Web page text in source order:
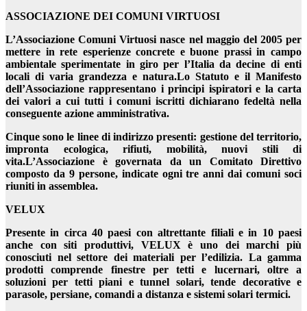
ASSOCIAZIONE DEI COMUNI VIRTUOSI
L’Associazione Comuni Virtuosi nasce nel maggio del 2005 per
mettere in rete esperienze concrete e buone prassi in campo
ambientale sperimentate in giro per l’Italia da decine di enti
locali di varia grandezza e natura.Lo Statuto e il Manifesto
dell’Associazione rappresentano i principi ispiratori e la carta
dei valori a cui tutti i comuni iscritti dichiarano fedeltà nella
conseguente azione amministrativa.
Cinque sono le linee di indirizzo presenti: gestione del territorio,
impronta ecologica, rifiuti, mobilità, nuovi stili di
vita.L’Associazione è governata da un Comitato Direttivo
composto da 9 persone, indicate ogni tre anni dai comuni soci
riuniti in assemblea.
VELUX
Presente in circa 40 paesi con altrettante filiali e in 10 paesi
anche con siti produttivi, VELUX è uno dei marchi più
conosciuti nel settore dei materiali per l’edilizia. La gamma
prodotti comprende finestre per tetti e lucernari, oltre a
soluzioni per tetti piani e tunnel solari, tende decorative e
parasole, persiane, comandi a distanza e sistemi solari termici.